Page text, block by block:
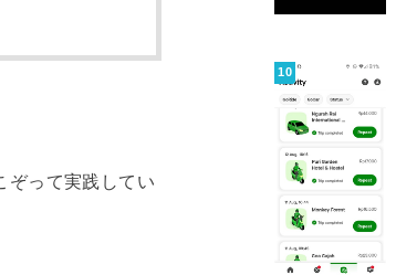
ぞって実践してい